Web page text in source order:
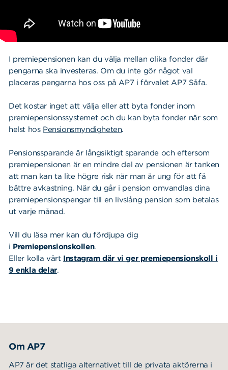
I premiepensionen kan du välja mellan olika fonder där
pengarna ska investeras. Om du inte gör något val
placeras pengarna hos oss på AP7 i förvalet AP7 Såfa.
Det kostar inget att välja eller att byta fonder inom
premiepensionssystemet och du kan byta fonder när som
helst hos Pensionsmyndigheten.
Pensionssparande är långsiktigt sparande och eftersom
premiepensionen är en mindre del av pensionen är tanken
att man kan ta lite högre risk när man är ung för att få
bättre avkastning. När du går i pension omvandlas dina
premiepensionspengar till en livslång pension som betalas
ut varje månad.
Vill du läsa mer kan du fördjupa dig
i Premiepensionskollen.
Eller kolla vårt Instagram där vi ger premiepensionskoll i
9 enkla delar.
Om AP7
AP7 är det statliga alternativet till de privata aktörerna i
Sök på sidan:
efter: